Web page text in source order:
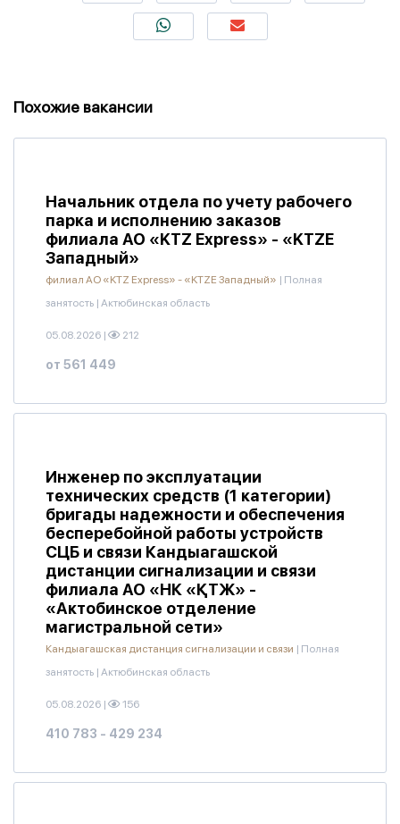
Похожие вакансии
Начальник отдела по учету рабочего
парка и исполнению заказов
филиала АО «KTZ Express» - «KTZE
Западный»
филиал АО «KTZ Express» - «KTZE Западный» | Полная
занятость | Актюбинская область
05.08.2026 | 212
от 561 449
Инженер по эксплуатации
технических средств (1 категории)
бригады надежности и обеспечения
бесперебойной работы устройств
СЦБ и связи Кандыагашской
дистанции сигнализации и связи
филиала АО «НК «ҚТЖ» -
«Актобинское отделение
магистральной сети»
Кандыагашская дистанция сигнализации и связи | Полная
занятость | Актюбинская область
05.08.2026 | 156
410 783 - 429 234